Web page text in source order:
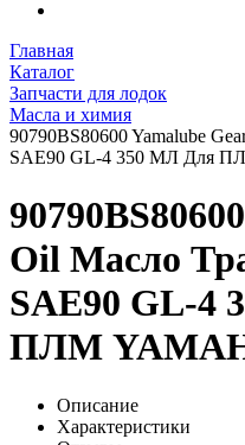
Главная
Каталог
Запчасти для лодок
Масла и химия
90790BS80600 Yamalube
SAE90 GL-4 350 МЛ Для
Oil Масло
SAE90 GL-4
ПЛМ
Описание
Характеристики